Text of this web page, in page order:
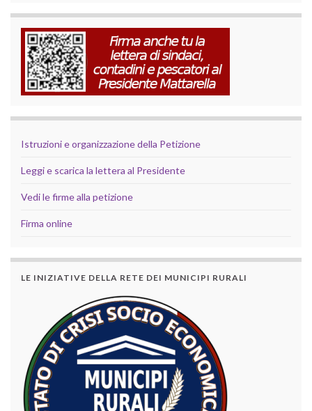
Istruzioni e organizzazione della Petizione
Leggi e scarica la lettera al Presidente
Vedi le firme alla petizione
Firma online
LE INIZIATIVE DELLA RETE DEI MUNICIPI RURALI